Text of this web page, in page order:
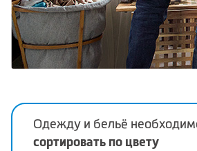
Одежду и бельё
сортировать по цвету